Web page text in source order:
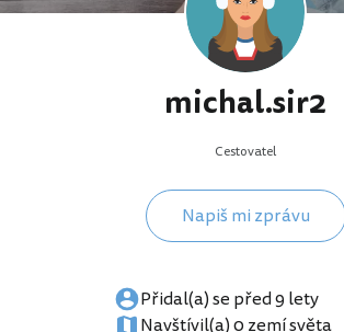
michal.sir2
Cestovatel
Napiš mi zprávu
Přidal(a) se před 9 lety
Navštívil(a) 0 zemí světa